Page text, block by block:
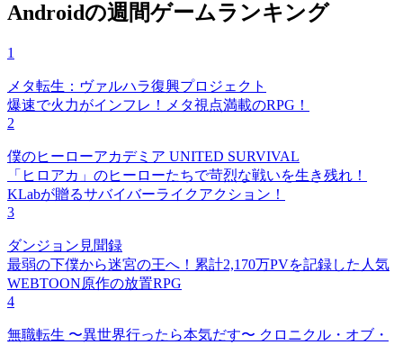
Androidの週間ゲームランキング
1
メタ転生：ヴァルハラ復興プロジェクト
爆速で火力がインフレ！メタ視点満載のRPG！
2
僕のヒーローアカデミア UNITED SURVIVAL
「ヒロアカ」のヒーローたちで苛烈な戦いを生き残れ！
KLabが贈るサバイバーライクアクション！
3
ダンジョン見聞録
最弱の下僕から迷宮の王へ！累計2,170万PVを記録した人気
WEBTOON原作の放置RPG
4
無職転生 〜異世界行ったら本気だす〜 クロニクル・オブ・